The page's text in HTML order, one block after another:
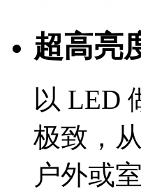
超高亮
以 LED
极致
户外或室